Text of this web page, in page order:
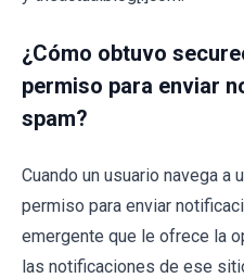
¿Cómo obtuvo
permiso para enviar
spam?
Cuando un usuario navega
permiso para enviar
emergente que le ofrece la
las notificaciones de ese